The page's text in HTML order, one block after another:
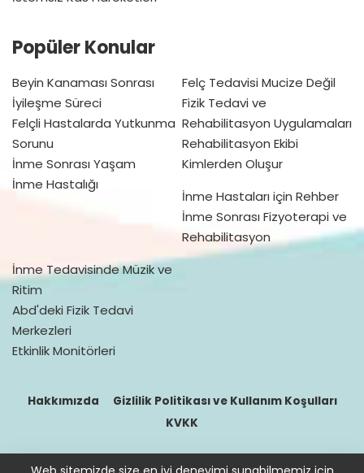
Popüler Konular
Beyin Kanaması Sonrası
İyileşme Süreci
Felçli Hastalarda Yutkunma
Sorunu
İnme Sonrası Yaşam
İnme Hastalığı
Felç Tedavisi Mucize Değil
Fizik Tedavi ve
Rehabilitasyon Uygulamaları
Rehabilitasyon Ekibi
Kimlerden Oluşur
İnme Hastaları için Rehber
İnme Sonrası Fizyoterapi ve
Rehabilitasyon
İnme Tedavisinde Müzik ve
Ritim
Abd'deki Fizik Tedavi
Merkezleri
Etkinlik Monitörleri
Hakkımızda
Gizlilik Politikası ve Kullanım Koşulları
KVKK